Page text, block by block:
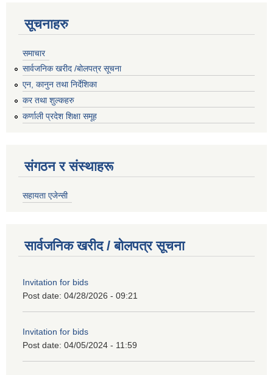
सूचनाहरु
समाचार
सार्वजनिक खरीद /बोलपत्र सूचना
एन, कानुन तथा निर्देशिका
कर तथा शुल्कहरु
कर्णाली प्रदेश शिक्षा समूह
संगठन र संस्थाहरू
सहायता एजेन्सी
सार्वजनिक खरीद / बोलपत्र सूचना
Invitation for bids
Post date: 04/28/2026 - 09:21
Invitation for bids
Post date: 04/05/2024 - 11:59